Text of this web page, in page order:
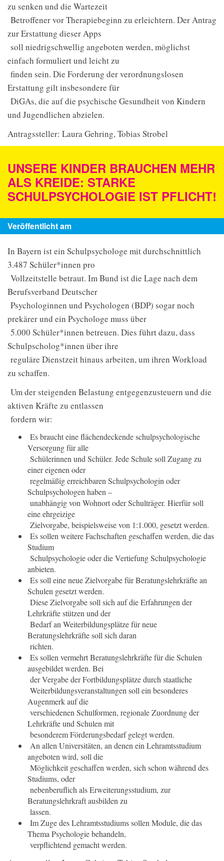
zu senken und die Wartezeit
Betroffener vor Therapiebeginn zu erleichtern. Der Antrag
zur Erstattung dieser Apps
soll niedrigschwellig angeboten werden, möglichst
einfach formuliert und leicht zu
finden sein. Die Forderung der verordnungslosen
Erstattung gilt insbesondere für
DiGAs, die auf die psychische Gesundheit von Kindern
und Jugendlichen abzielen.
Antragssteller: Laura Gehring, Tobias Strobel
UNSERE KINDER BRAUCHEN MEHR
ALS KREIDE: STARKE
SCHULPSYCHOLOGIE IST PFLICHT!
Veröffentlicht am
In Bayern ist ein Schulpsychologe mit durchschnittlich
3.487 Schüler*innen pro
Vollzeitstelle betraut. Im Bund ist die Lage nach dem
Berufsverband Deutscher
Psychologinnen und Psychologen (BDP) sogar noch
prekärer und ein Psychologe muss über
5.000 Schüler*innen betreuen. Dies führt dazu, dass
Schulpscholog*innen über ihre
reguläre Dienstzeit hinaus arbeiten, um ihren Workload
zu schaffen.
Um der steigenden Belastung entgegenzusteuern und die
aktiven Kräfte zu entlassen
fordern wir:
Es braucht eine flächendeckende schulpsychologische
Versorgung für alle
Schülerinnen und Schüler. Jede Schule soll Zugang zu
einer eigenen oder
regelmäßig erreichbaren Schulpsychologin oder
Schulpsychologen haben –
unabhängig von Wohnort oder Schulträger. Hierfür soll
eine ehrgeizige
Zielvorgabe, beispielsweise von 1:1.000, gesetzt werden.
Es sollen weitere Fachschaften geschaffen werden, die das
Studium
Schulpsychologie oder die Vertiefung Schulpsychologie
anbieten.
Es soll eine neue Zielvorgabe für Beratungslehrkräfte an
Schulen gesetzt werden.
Diese Zielvorgabe soll sich auf die Erfahrungen der
Lehrkräfte stützen und der
Bedarf an Weiterbildungsplätze für neue
Beratungslehrkräfte soll sich daran
richten.
Es sollen vermehrt Beratungslehrkräfte für die Schulen
ausgebildet werden. Bei
der Vergabe der Fortbildungsplätze durch staatliche
Weiterbildungsveranstaltungen soll ein besonderes
Augenmerk auf die
verschiedenen Schulformen, regionale Zuordnung der
Lehrkräfte und Schulen mit
besonderem Förderungsbedarf gelegt werden.
An allen Universitäten, an denen ein Lehramtsstudium
angeboten wird, soll die
Möglichkeit geschaffen werden, sich schon während des
Studiums, oder
nebenberuflich als Erweiterungsstudium, zur
Beratungslehrkraft ausbilden zu
lassen.
Im Zuge des Lehramtsstudiums sollen Module, die das
Thema Psychologie behandeln,
verpflichtend gemacht werden.